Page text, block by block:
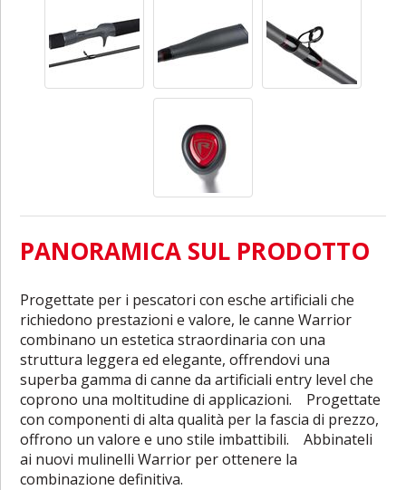
PANORAMICA SUL PRODOTTO
Progettate per i pescatori con esche artificiali che
richiedono prestazioni e valore, le canne Warrior
combinano un estetica straordinaria con una
struttura leggera ed elegante, offrendovi una
superba gamma di canne da artificiali entry level che
coprono una moltitudine di applicazioni. Progettate
con componenti di alta qualità per la fascia di prezzo,
offrono un valore e uno stile imbattibili. Abbinateli
ai nuovi mulinelli Warrior per ottenere la
combinazione definitiva.